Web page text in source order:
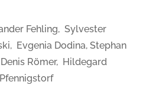
Fehling, Sylvester
Evgenia Dodina, Stephan
Römer, Hildegard